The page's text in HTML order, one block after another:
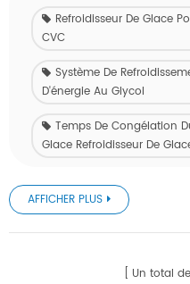
Refroidisseur De Glace
CVC
Système De
D'énergie Au Glycol
Temps De Congélation
Glace Refroidisseur De
AFFICHER PLUS
Un total de